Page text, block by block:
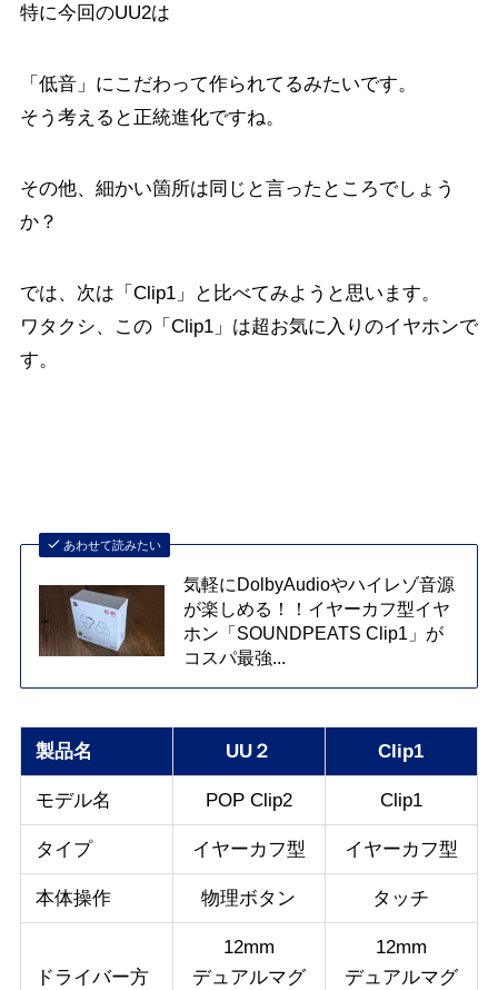
特に今回のUU2は
「低音」にこだわって作られてるみたいです。
そう考えると正統進化ですね。
その他、細かい箇所は同じと言ったところでしょう
か？
では、次は「Clip1」と比べてみようと思います。
ワタクシ、この「Clip1」は超お気に入りのイヤホンで
す。
あわせて読みたい
気軽にDolbyAudioやハイレゾ音源
が楽しめる！！イヤーカフ型イヤ
ホン「SOUNDPEATS Clip1」が
コスパ最強...
製品名 UU２ Clip1
モデル名 POP Clip2 Clip1
タイプ イヤーカフ型 イヤーカフ型
本体操作 物理ボタン タッチ
ドライバー方
12mm
デュアルマグ
12mm
デュアルマグ